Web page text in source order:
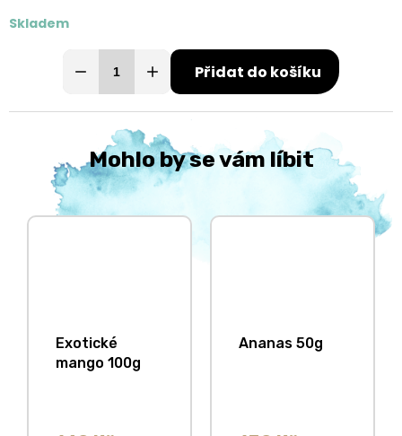
Skladem
Přidat do košíku
Mohlo by se vám líbit
Exotické
mango 100g
Ananas 50g